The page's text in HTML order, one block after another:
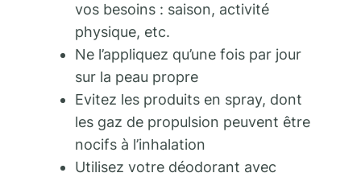
vos besoins : saison, activité
physique, etc.
Ne l’appliquez qu’une fois par jour
sur la peau propre
Evitez les produits en spray, dont
les gaz de propulsion peuvent être
nocifs à l’inhalation
Utilisez votre déodorant avec